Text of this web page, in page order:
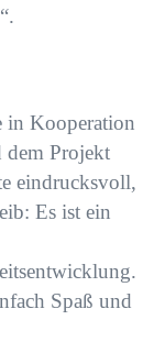
in Kooperation
dem Projekt
eindrucksvoll,
Es ist ein
Spaß und